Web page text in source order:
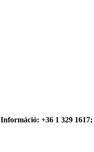
Információ: +36 1 329 1617;